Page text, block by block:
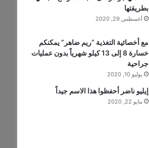
بطريقتها
أغسطس 29, 2020
مع أخصائية التغذية “ريم ضاهر” يمكنكم
خسارة 8 إلى 13 كيلو شهرياً بدون عمليات
جراحية
يوليو 10, 2020
إيليو ناضر أحفظوا هذا الاسم جيداً
مايو 22, 2020